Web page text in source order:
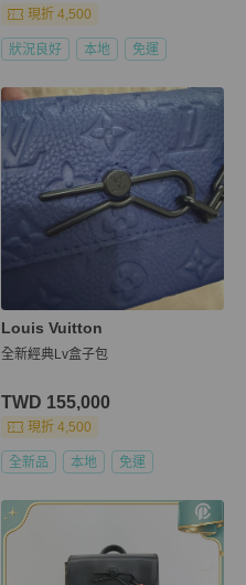
現折 4,500
狀況良好 本地 免運
Louis Vuitton
全新經典Lv盒子包
TWD 155,000
現折 4,500
全新品 本地 免運